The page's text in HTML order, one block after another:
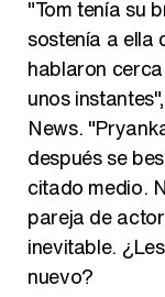
"Tom tenía su
sostenía a ella
hablaron
unos
News.
después se
citado medio.
pareja de
inevitable.
nuevo?